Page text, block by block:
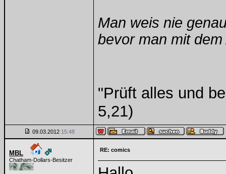
Man weis nie
bevor man mit
"Prüft alles und
5,21)
09.03.2012 15:48
MBL
Chatham-Dollars-Besitzer
RE: comics